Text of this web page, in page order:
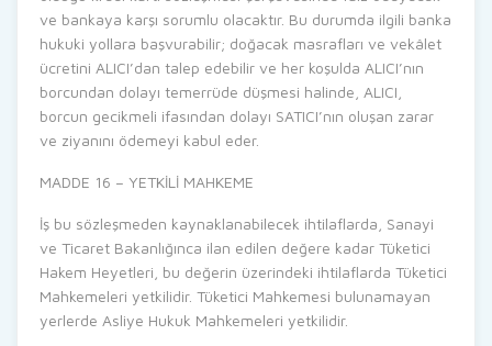
ve bankaya karşı sorumlu olacaktır. Bu durumda ilgili banka
hukuki yollara başvurabilir; doğacak masrafları ve vekâlet
ücretini ALICI’dan talep edebilir ve her koşulda ALICI’nın
borcundan dolayı temerrüde düşmesi halinde, ALICI,
borcun gecikmeli ifasından dolayı SATICI’nın oluşan zarar
ve ziyanını ödemeyi kabul eder.
MADDE 16 – YETKİLİ MAHKEME
İş bu sözleşmeden kaynaklanabilecek ihtilaflarda, Sanayi
ve Ticaret Bakanlığınca ilan edilen değere kadar Tüketici
Hakem Heyetleri, bu değerin üzerindeki ihtilaflarda Tüketici
Mahkemeleri yetkilidir. Tüketici Mahkemesi bulunamayan
yerlerde Asliye Hukuk Mahkemeleri yetkilidir.